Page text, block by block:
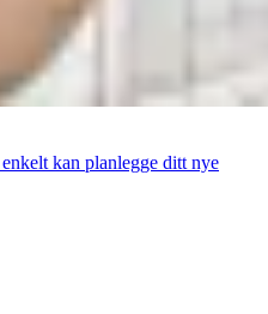
kan planlegge ditt nye